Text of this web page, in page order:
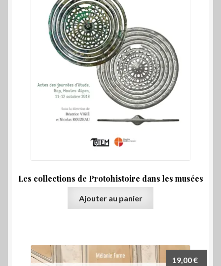
Les collections de Protohistoire dans les musées
Ajouter au panier
19,00€